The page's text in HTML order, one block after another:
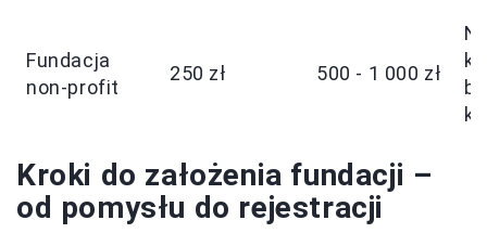
Fundacja
non-profit
250 zł 500 - 1 000 zł
Kroki do założenia fundacji –
od pomysłu do rejestracji